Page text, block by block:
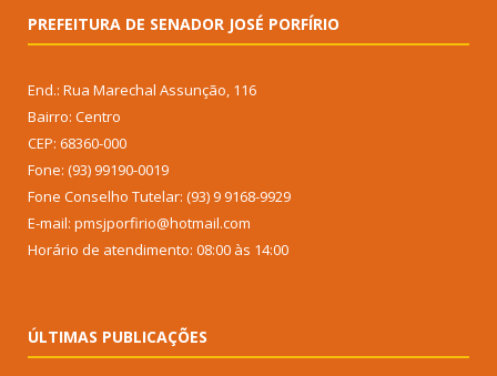
PREFEITURA DE SENADOR JOSÉ PORFÍRIO
End.: Rua Marechal Assunção, 116
Bairro: Centro
CEP: 68360-000
Fone: (93) 99190-0019
Fone Conselho Tutelar: (93) 9 9168-9929
E-mail: pmsjporfirio@hotmail.com
Horário de atendimento: 08:00 às 14:00
ÚLTIMAS PUBLICAÇÕES